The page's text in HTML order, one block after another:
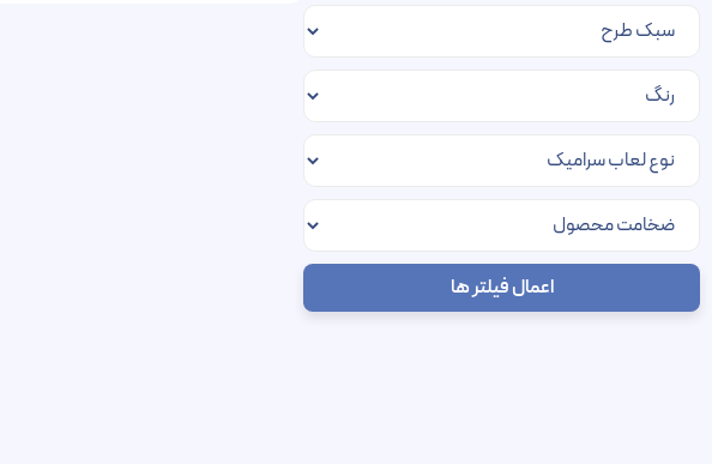
اعمال فیلتر ها